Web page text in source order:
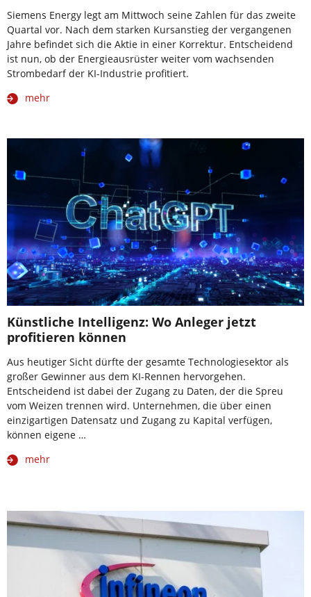
Siemens Energy legt am Mittwoch seine Zahlen für das zweite
Quartal vor. Nach dem starken Kursanstieg der vergangenen
Jahre befindet sich die Aktie in einer Korrektur. Entscheidend
ist nun, ob der Energieausrüster weiter vom wachsenden
Strombedarf der KI-Industrie profitiert.
mehr
Künstliche Intelligenz: Wo Anleger jetzt
profitieren können
Aus heutiger Sicht dürfte der gesamte Technologiesektor als
großer Gewinner aus dem KI-Rennen hervorgehen.
Entscheidend ist dabei der Zugang zu Daten, der die Spreu
vom Weizen trennen wird. Unternehmen, die über einen
einzigartigen Datensatz und Zugang zu Kapital verfügen,
können eigene …
mehr